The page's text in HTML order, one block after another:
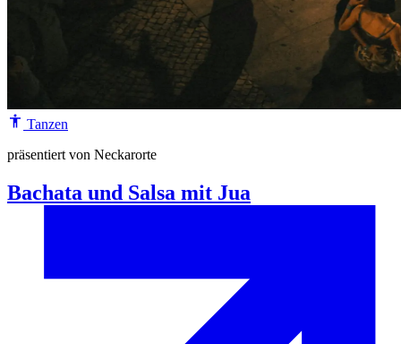
Tanzen
präsentiert von Neckarorte
Bachata und Salsa mit Jua